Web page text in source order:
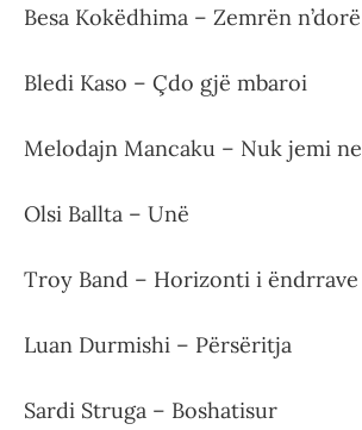
Besa Kokëdhima – Zemrën n’dorë
Bledi Kaso – Çdo gjë mbaroi
Melodajn Mancaku – Nuk jemi ne
Olsi Ballta – Unë
Troy Band – Horizonti i ëndrrave
Luan Durmishi – Përsëritja
Sardi Struga – Boshatisur